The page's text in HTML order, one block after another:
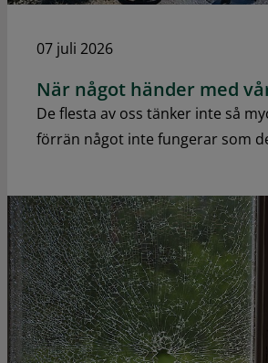
07 juli 2026
När något händer med
De flesta av oss tänker inte så
förrän något inte fungerar som